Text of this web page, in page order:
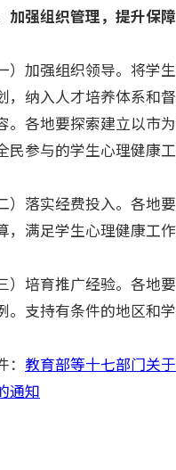
加强组织管理，提升保
加强组织领导。将学生
，纳入人才培养体系和
。各地要探索建立以市
民参与的学生心理健康工
落实经费投入。各地要
，满足学生心理健康工
培育推广经验。各地要
。支持有条件的地区和
教育部等十七部门关
通知